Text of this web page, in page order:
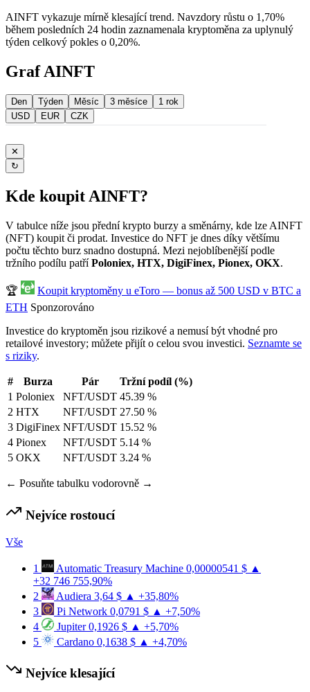
AINFT vykazuje mírně klesající trend. Navzdory růstu o 1,70%
během posledních 24 hodin zaznamenala kryptoměna za uplynulý
týden celkový pokles o 0,20%.
Graf AINFT
Den Týden Měsíc 3 měsíce
1 rok
USD
EUR CZK
✕
↻
Kde koupit AINFT?
V tabulce níže jsou přední krypto burzy a směnárny, kde lze AINFT
(NFT) koupit či prodat. Investice do NFT je dnes díky většímu
počtu těchto burz snadno dostupná. Mezi nejoblíbenější podle
tržního podílu patříPoloniex, HTX, DigiFinex, Pionex, OKX.
🏆
Koupit kryptoměny u eToro — bonus až 500 USD v BTC a
ETH Sponzorováno
Investice do kryptoměn jsou rizikové a nemusí být vhodné pro
retailové investory; můžete přijít o celou svou investici. Seznamte se
s riziky.
# Burza Pár
Tržní podíl (%)
1 Poloniex NFT/USDT 45.39 %
2 HTX NFT/USDT 27.50 %
3 DigiFinex NFT/USDT 15.52 %
4 Pionex NFT/USDT 5.14 %
5 OKX NFT/USDT 3.24 %
← Posuňte tabulku vodorovně →
Nejvíce rostoucí
Vše
1 Automatic Treasury Machine 0,00000541 $ ▲
+32 746 755,90%
2
Audiera 3,64 $ ▲ +35,80%
3
Pi Network 0,0791 $ ▲ +7,50%
4
Jupiter 0,1926 $ ▲ +5,70%
5
Cardano 0,1638 $ ▲ +4,70%
Nejvíce klesající